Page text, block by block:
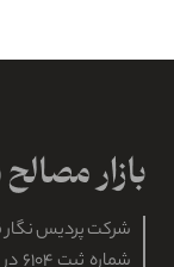
شرکت پردیس